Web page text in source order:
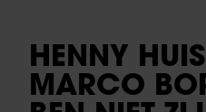
HENNY
MARCO